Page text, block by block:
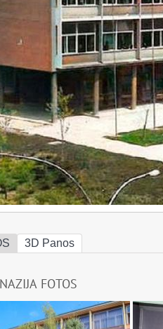
3D Panos
FOTOS